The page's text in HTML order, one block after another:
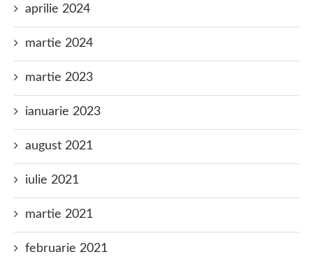
aprilie 2024
martie 2024
martie 2023
ianuarie 2023
august 2021
iulie 2021
martie 2021
februarie 2021